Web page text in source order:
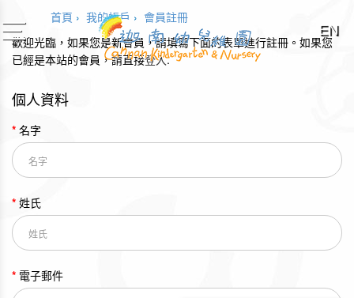
toggle
navigation
EN
首頁 我的帳戶
會員註冊
歡迎光臨，如果您是新會員，請填寫下面的表單進行註冊。如果您
已經是本站的會員，請直接登入.
個人資料
名字
姓氏
電子郵件